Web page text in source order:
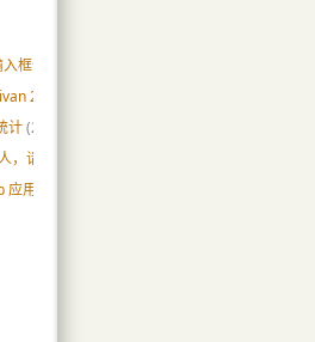
框也高亮发光
2001 LG Cup, vs Henry
计(22)
，请让贤吧
用罗列